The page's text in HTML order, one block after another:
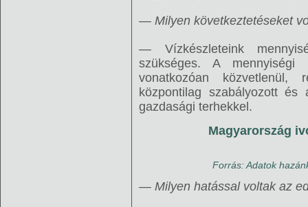
— Milyen következtetéseket
— Vízkészleteink
szükséges. A mennyiségi
vonatkozóan
központilag szabályozott és
gazdasági terhekkel.
Magyarország
Forrás: Adatok
— Milyen hatással voltak az